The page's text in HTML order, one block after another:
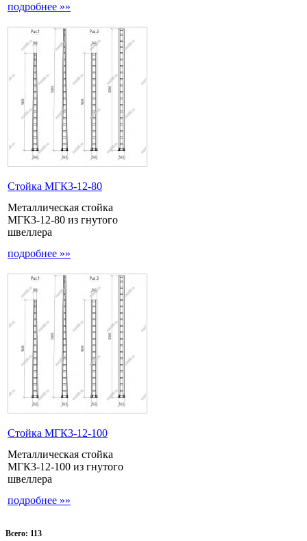
подробнее »»
Стойка МГК3-12-80
Металлическая стойка
МГК3-12-80 из гнутого
швеллера
подробнее »»
Стойка МГК3-12-100
Металлическая стойка
МГК3-12-100 из гнутого
швеллера
подробнее »»
Всего: 113